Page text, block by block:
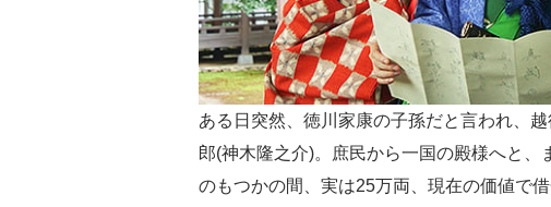
ある日突然、徳川家康の子孫だと言われ、
郎(神木隆之介)。庶⺠から一国の殿様へと
のもつかの間、実は25万両、現在の価値で